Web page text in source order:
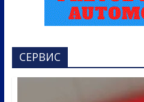
СЕРВИС